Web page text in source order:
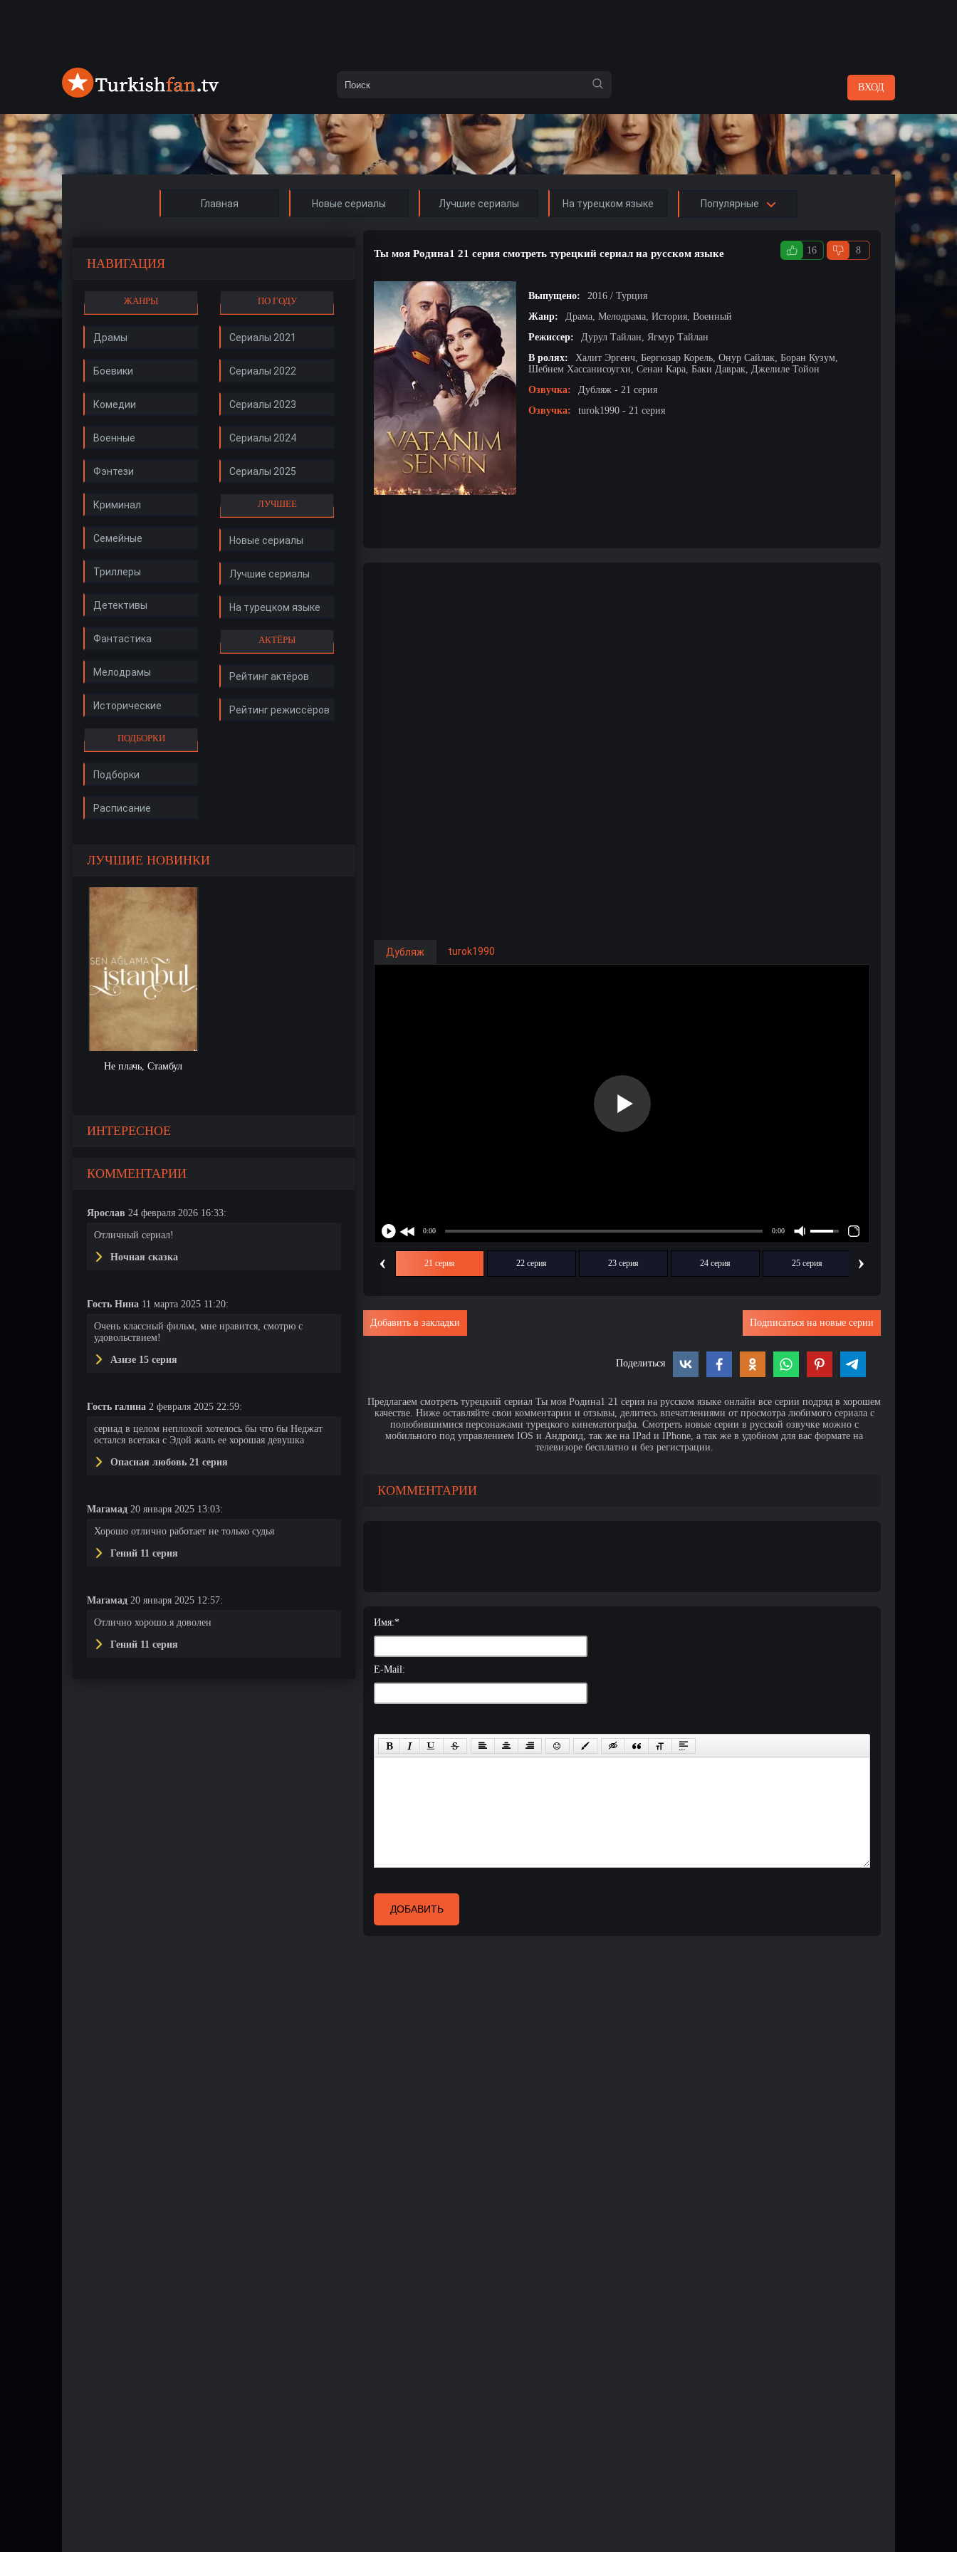
ВХОД
Главная Новые сериалы Лучшие сериалы На турецком языке Популярные
НАВИГАЦИЯ
ЖАНРЫ
Драмы
Боевики
Комедии
Военные
Фэнтези
Криминал
Семейные
Триллеры
Детективы
Фантастика
Мелодрамы
Исторические
ПОДБОРКИ
Подборки
Расписание
ПО ГОДУ
Сериалы 2021
Сериалы 2022
Сериалы 2023
Сериалы 2024
Сериалы 2025
ЛУЧШЕЕ
Новые сериалы
Лучшие сериалы
На турецком языке
АКТЁРЫ
Рейтинг актёров
Рейтинг режиссёров
ЛУЧШИЕ НОВИНКИ
Не плачь, Стамбул
ИНТЕРЕСНОЕ
КОММЕНТАРИИ
Ярослав 24 февраля 2026 16:33:
Отличный сериал!
Ночная сказка
Гость Нина 11 марта 2025 11:20:
Очень классный фильм, мне нравится, смотрю с
удовольствием!
Азизе 15 серия
Гость галина 2 февраля 2025 22:59:
сериад в целом неплохой хотелось бы что бы Неджат
остался всетака с Эдой жаль ее хорошая девушка
Опасная любовь 21 серия
Магамад 20 января 2025 13:03:
Хорошо отлично работает не только судья
Гений 11 серия
Магамад 20 января 2025 12:57:
Отлично хорошо.я доволен
Гений 11 серия
Ты моя Родина1 21 серия смотреть турецкий сериал на русском языке 16 8
Выпущено:
2016 / Турция
Жанр:
Драма, Мелодрама, История, Военный
Режиссер:
Дурул Тайлан, Ягмур Тайлан
В ролях:
Халит Эргенч, Бергюзар Корель, Онур Сайлак, Боран Кузум,
Шебнем Хассанисоугхи, Сенан Кара, Баки Даврак, Джелиле Тойон
Озвучка:
Дубляж - 21 серия
Озвучка:
turok1990 - 21 серия
Дубляж turok1990
‹
18 серия 21 серия 22 серия 23 серия 24 серия 25 серия ›
Подписаться на новые серии
Добавить в закладки
Поделиться
Предлагаем смотреть турецкий сериал Ты моя Родина1 21 серия на русском языке онлайн все серии подряд в хорошем
качестве. Ниже оставляйте свои комментарии и отзывы, делитесь впечатлениями от просмотра любимого сериала с
полюбившимися персонажами турецкого кинематографа. Смотреть новые серии в русской озвучке можно с
мобильного под управлением IOS и Андроид, так же на IPad и IPhone, а так же в удобном для вас формате на
телевизоре бесплатно и без регистрации.
КОММЕНТАРИИ
Имя:*
E-Mail:
ДОБАВИТЬ